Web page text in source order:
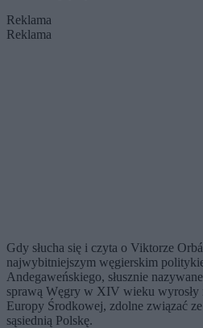
Reklama
Reklama
Gdy słucha się i czyta o Viktorze
najwybitniejszym węgierskim
Andegaweńskiego, słusznie
sprawą Węgry w XIV wieku wyrosły
Europy Środkowej, zdolne związać
sąsiednią Polskę.